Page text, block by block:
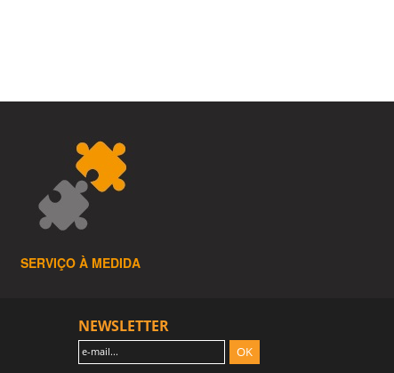
SERVIÇO À MEDIDA
NEWSLETTER
OK